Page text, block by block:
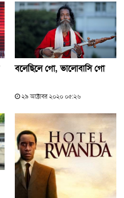
বলেছিলে গো, ভালোবাসি গো
২৯ অক্টোবর ২০২০ ০৫:২৬